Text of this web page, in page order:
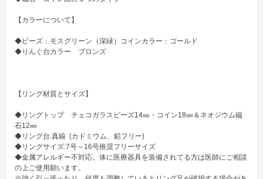
【カラーについて】
◆ビーズ：モスグリーン（深緑）コインカラー：ゴールド
◆りんぐ台カラー　ブロンズ
【リング材質とサイズ】
◆リングトップ　チェコガラスビーズ14㎜・コイン18㎜＆ネオジウム磁
石12㎜
◆リング台:真鍮  (カドミウム、鉛フリー)
◆リングサイズ:7号～16号推奨フリーサイズ
◆金属アレルギー不対応。体に医療器具を装備されてる方は医師にご相談
の上ご使用願います。